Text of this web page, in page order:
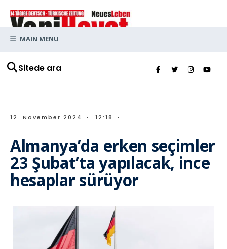
Sitede ara
MAIN MENU
12. November 2024 • 12:18 •
Almanya’da erken seçimler
23 Şubat’ta yapılacak, ince
hesaplar sürüyor